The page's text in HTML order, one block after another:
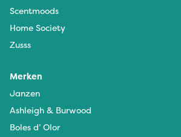
Scentmoods
Home Society
Zusss
Merken
Janzen
Ashleigh & Burwood
Boles d’ Olor